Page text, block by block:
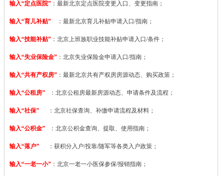
输入“定点医院” ： 最新北京定点医院变更入口、变更指南；
输入“育儿补贴” ：最新北京育儿补贴申请入口/指南；
输入“技能补贴” ： 北京上班族职业技能补贴申请入口/条件；
输入“失业保险金” ：北京失业保险金申请入口/指南；
输入“共有产权房” ：最新北京共有产权房房源动态、购买政策；
输入“公租房” ：北京公租房最新房源动态、申请条件及流程；
输入“社保” ：北京社保查询、补缴申请流程及材料；
输入“公积金” ：北京公积金查询、提取、使用指南；
输入“落户” ：获积分入户/投靠/随军等各类入户政策；
输入“一老一小” ：北京一老一小医保参保/报销指南；